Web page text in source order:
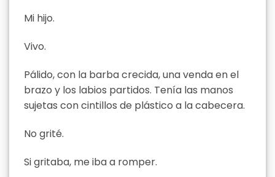
Mi hijo.
Vivo.
Pálido, con la barba crecida, una venda en el
brazo y los labios partidos. Tenía las manos
sujetas con cintillos de plástico a la cabecera.
No grité.
Si gritaba, me iba a romper.